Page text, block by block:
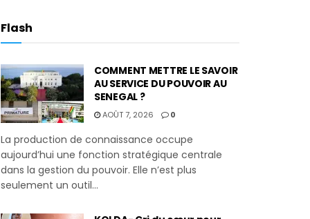
Flash
COMMENT METTRE LE SAVOIR
AU SERVICE DU POUVOIR AU
SENEGAL ?
AOÛT 7, 2026 0
La production de connaissance occupe
aujourd’hui une fonction stratégique centrale
dans la gestion du pouvoir. Elle n’est plus
seulement un outil...